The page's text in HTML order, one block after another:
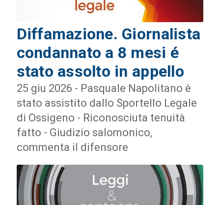
Diffamazione. Giornalista
condannato a 8 mesi é
stato assolto in appello
25 giu 2026 - Pasquale Napolitano è
stato assistito dallo Sportello Legale
di Ossigeno - Riconosciuta tenuità
fatto - Giudizio salomonico,
commenta il difensore